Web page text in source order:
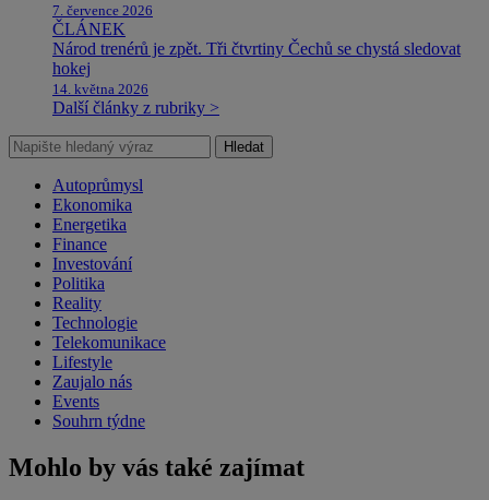
7. července 2026
ČLÁNEK
Národ trenérů je zpět. Tři čtvrtiny Čechů se chystá sledovat
hokej
14. května 2026
Další články z rubriky >
Hledat
Autoprůmysl
Ekonomika
Energetika
Finance
Investování
Politika
Reality
Technologie
Telekomunikace
Lifestyle
Zaujalo nás
Events
Souhrn týdne
Mohlo by vás také zajímat